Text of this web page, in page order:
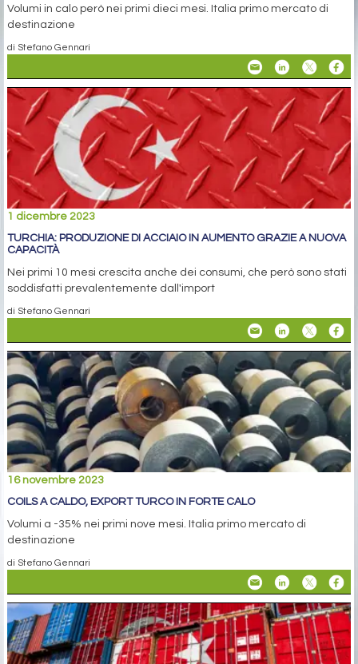
Volumi in calo però nei primi dieci mesi. Italia primo mercato di
destinazione
di Stefano Gennari
1 dicembre 2023
TURCHIA: PRODUZIONE DI ACCIAIO IN AUMENTO GRAZIE A NUOVA
CAPACITÀ
Nei primi 10 mesi crescita anche dei consumi, che però sono stati
soddisfatti prevalentemente dall'import
di Stefano Gennari
16 novembre 2023
COILS A CALDO, EXPORT TURCO IN FORTE CALO
Volumi a -35% nei primi nove mesi. Italia primo mercato di
destinazione
di Stefano Gennari